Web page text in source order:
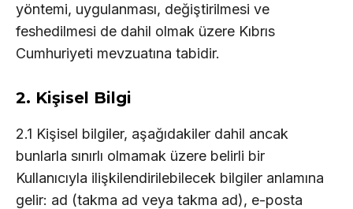
yöntemi, uygulanması, değiştirilmesi ve
feshedilmesi de dahil olmak üzere Kıbrıs
Cumhuriyeti mevzuatına tabidir.
2. Kişisel Bilgi
2.1 Kişisel bilgiler, aşağıdakiler dahil ancak
bunlarla sınırlı olmamak üzere belirli bir
Kullanıcıyla ilişkilendirilebilecek bilgiler anlamına
gelir: ad (takma ad veya takma ad), e-posta